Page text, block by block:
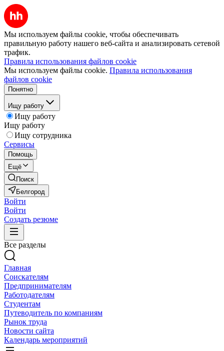
Мы используем файлы cookie, чтобы обеспечивать
правильную работу нашего веб-сайта и анализировать сетевой
трафик.
Правила использования файлов cookie
Мы используем файлы cookie. Правила использования
файлов cookie
Понятно
Ищу работу
Ищу работу
Ищу работу
Ищу сотрудника
Сервисы
Помощь
Ещё
Поиск
Белгород
Войти
Войти
Создать резюме
Все разделы
Главная
Соискателям
Предпринимателям
Работодателям
Студентам
Путеводитель по компаниям
Рынок труда
Новости сайта
Календарь мероприятий